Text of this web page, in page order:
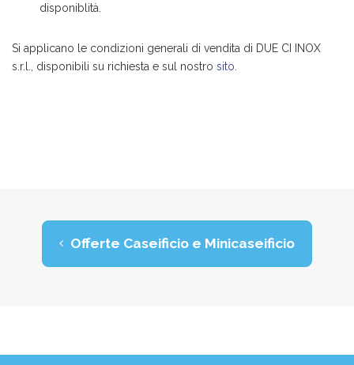
disponiblità.
Si applicano le condizioni generali di vendita di DUE CI INOX
s.r.l., disponibili su richiesta e sul nostro sito
Offerte Caseificio e Minicaseificio